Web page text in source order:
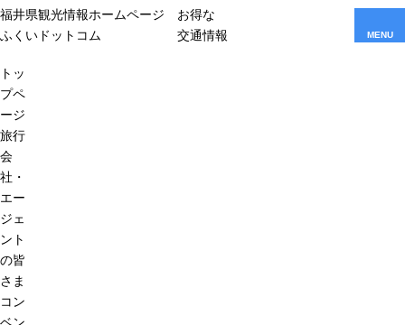
福井県観光情報ホームページ
ふくいドットコム
お得な
交通情報
MENU
トッ
プペ
ージ
旅行
会
社・
エー
ジェ
ント
の皆
さま
コン